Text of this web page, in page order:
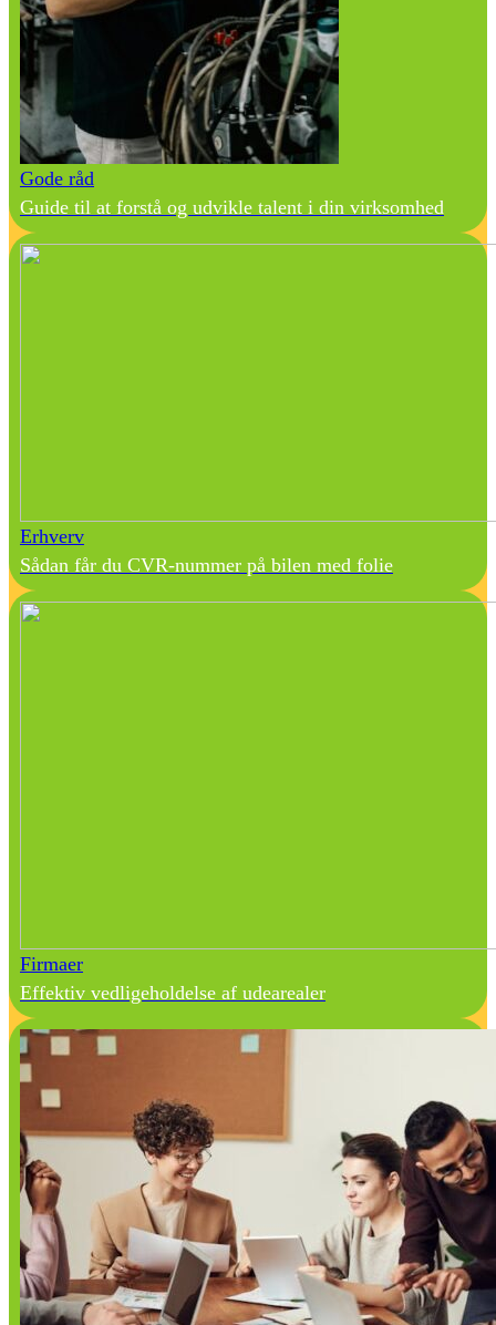
Gode råd
Guide til at forstå og udvikle talent i din virksomhed
Erhverv
Sådan får du CVR-nummer på bilen med folie
Firmaer
Effektiv vedligeholdelse af udearealer